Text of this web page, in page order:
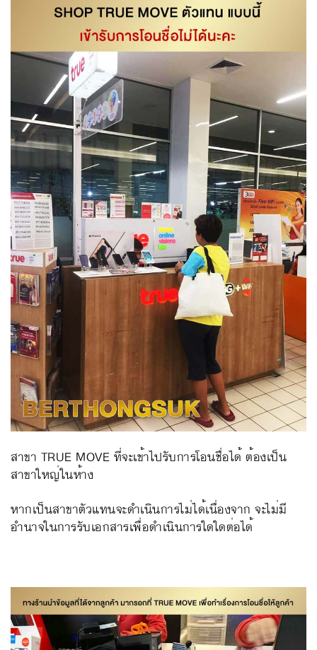
สาขา TRUE MOVE ที่จะเข้าไปรับการโอนชื่อได้ ต้องเป็น
สาขาใหญ่ในห้าง
หากเป็นสาขาตัวแทนจะดำเนินการไม่ได้เนื่องจาก จะไม่มี
อำนาจในการรับเอกสารเพื่อดำเนินการใดใดต่อได้